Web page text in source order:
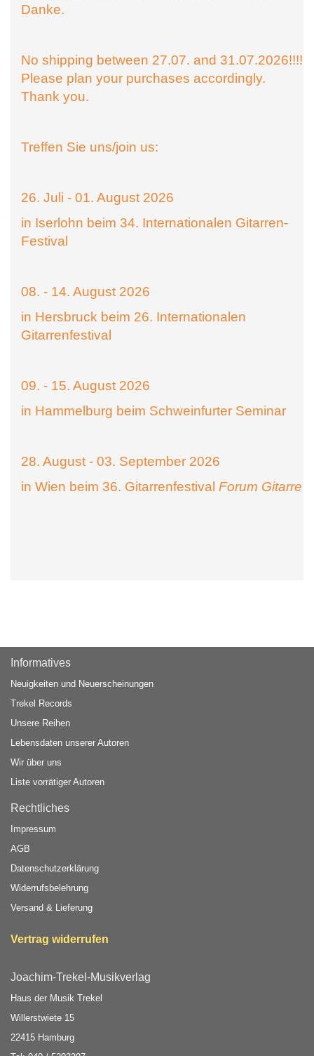
Danke.
No shipping between 27.07. and 31.07.2026!!!!
Please plan your purchases accordingly.
Thank you.
Treffen Sie uns/join us:
26. Juli - 01. August 2026
in Iserlohn beim 34. Internationalen Gitarren-
Festival
08. - 14. August 2026
in Hersbruck beim 26. Internationalen
Gitarrenfestival
09. - 15. August 2026
in Hammelburg beim Schweinfurter Seminar
28. August - 03. September 2026
in Wien beim 36. Gitarrenfestival Forum Gitarre
Informatives
Neuigkeiten und Neuerscheinungen
Trekel Records
Unsere Reihen
Lebensdaten unserer Autoren
Wir über uns
Liste vorrätiger Autoren
Rechtliches
Impressum
AGB
Datenschutzerklärung
Widerrufsbelehrung
Versand & Lieferung
Vertrag widerrufen
Joachim-Trekel-Musikverlag
Haus der Musik Trekel
Willerstwiete 15
22415 Hamburg